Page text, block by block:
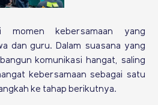
momen kebersamaan yang
dan guru. Dalam suasana yang
komunikasi hangat, saling
kebersamaan sebagai satu
ke tahap berikutnya.